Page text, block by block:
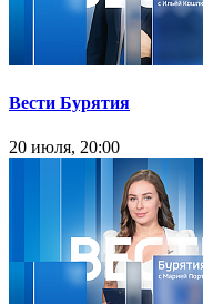
Вести Бурятия
20 июля, 20:00